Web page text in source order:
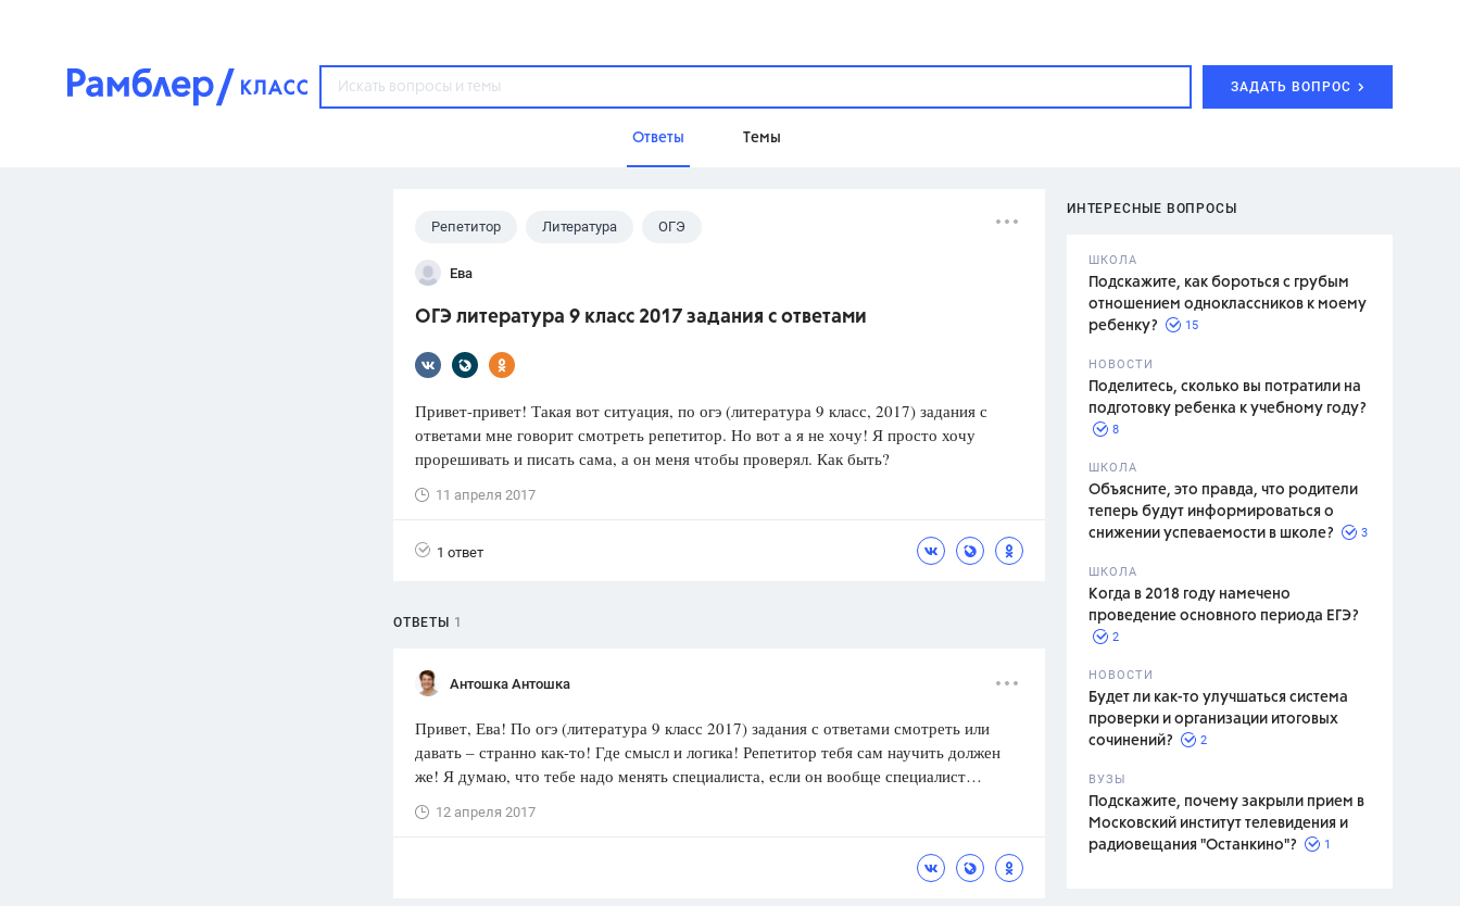
ЗАДАТЬ ВОПРОС
Ответы Темы
Популярные темы
3273 ответа
3460 ответов
ФИПИ
1752 ответа
ответов
Учебники
Разумовская М.М.,Габриелян О.С.,
ИНТЕРЕСНЫЕ ВОПРОСЫ
ШКОЛА
Подскажите, как бороться с грубым
отношением одноклассников к моему
ребенку?
15
НОВОСТИ
Поделитесь, сколько вы потратили на
подготовку ребенка к учебному году?
8
ШКОЛА
Объясните, это правда, что родители
теперь будут информироваться о
снижении успеваемости в школе?
3
ШКОЛА
Когда в 2018 году намечено
проведение основного периода ЕГЭ?
2
НОВОСТИ
Будет ли как-то улучшаться система
проверки и организации итоговых
сочинений?
2
ВУЗЫ
Подскажите, почему закрыли прием в
Московский институт телевидения и
радиовещания "Останкино"?
1
Репетитор Литература ОГЭ
Ева
ОГЭ литература 9 класс 2017 задания с ответами
Привет-привет! Такая вот ситуация, по огэ (литература 9 класс, 2017) задания с
ответами мне говорит смотреть репетитор. Но вот а я не хочу! Я просто хочу
прорешивать и писать сама, а он меня чтобы проверял. Как быть?
11 апреля 2017
1 ответ
ОТВЕТЫ 1
Антошка Антошка
Привет, Ева! По огэ (литература 9 класс 2017) задания с ответами смотреть или
давать – странно как-то! Где смысл и логика! Репетитор тебя сам научить должен
же! Я думаю, что тебе надо менять специалиста, если он вообще специалист…
12 апреля 2017